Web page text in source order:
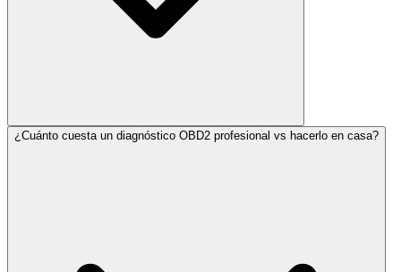
¿Cuánto cuesta un diagnóstico OBD2 profesional vs hacerlo en casa?